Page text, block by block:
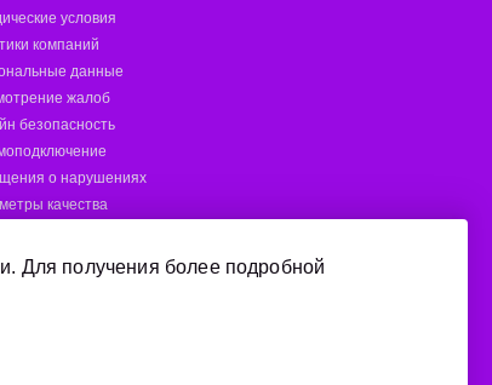
условия
компаний
данные
жалоб
безопасность
о нарушениях
качества
Для получения более подробной